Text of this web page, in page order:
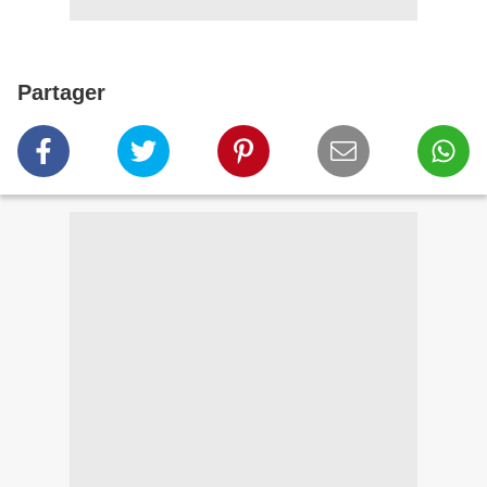
Partager